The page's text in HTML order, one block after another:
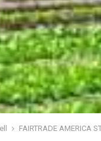
FAIRTRADE AMERICA